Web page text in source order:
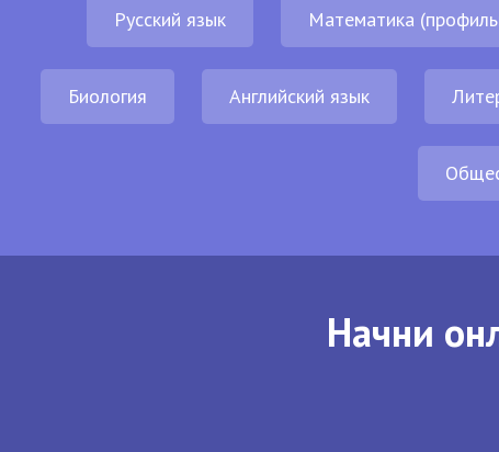
Русский язык Математика
Биология Английский язык
Начни